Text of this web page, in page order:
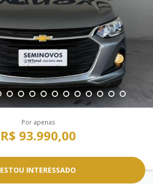
Por apenas
R$ 93.990,00
ESTOU INTERESSADO